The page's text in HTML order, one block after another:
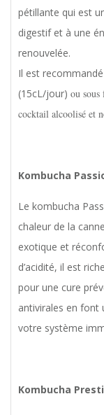
pétillante qui est
digestif et à une
renouvelée.
Il est
(15cL/jour) ou sous
cocktail alcoolisé et
Kombucha
Le kombucha
chaleur de la
exotique et
d’acidité, il est
pour une cure
antivirales en font
votre système
Kombucha